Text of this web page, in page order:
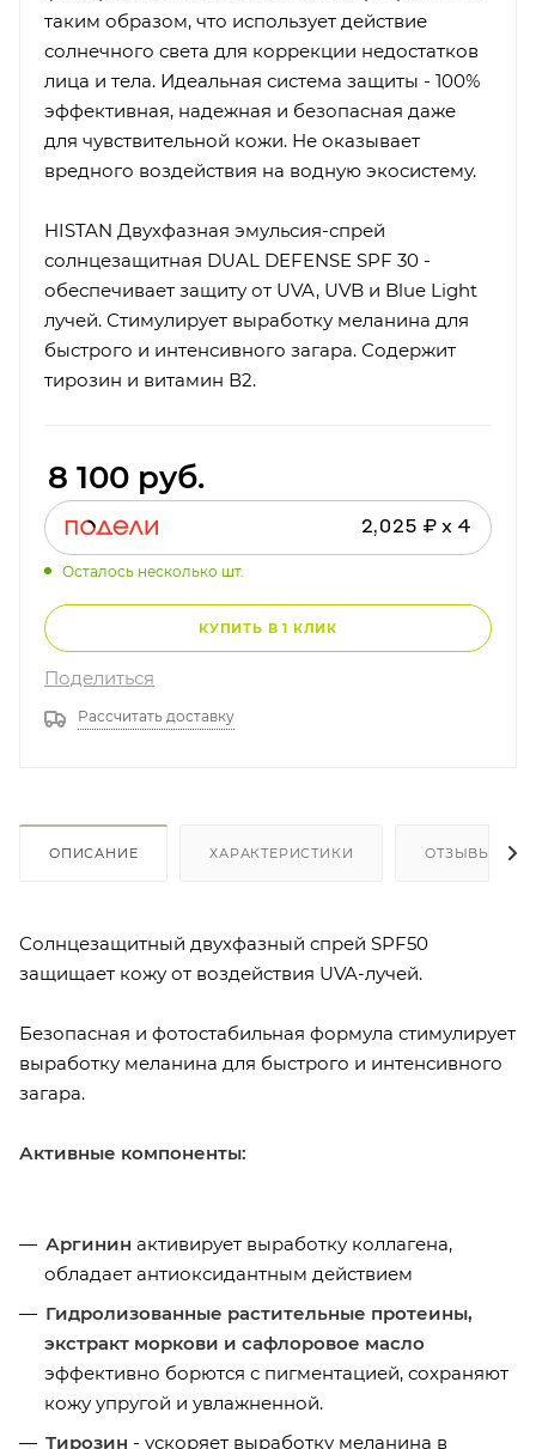
таким образом, что использует действие
солнечного света для коррекции недостатков
лица и тела. Идеальная система защиты - 100%
эффективная, надежная и безопасная даже
для чувствительной кожи. Не оказывает
вредного воздействия на водную экосистему.
HISTAN Двухфазная эмульсия-спрей
солнцезащитная DUAL DEFENSE SPF 30 -
обеспечивает защиту от UVA, UVB и Blue Light
лучей. Стимулирует выработку меланина для
быстрого и интенсивного загара. Содержит
тирозин и витамин В2.
8 100 руб.
2,025 ₽ x 4
Осталось несколько шт.
КУПИТЬ В 1 КЛИК
Поделиться
Рассчитать доставку
ОПИСАНИЕ ХАРАКТЕРИСТИКИ ОТЗЫВЫ (1)
Солнцезащитный двухфазный спрей SPF50
защищает кожу от воздействия UVA-лучей.
Безопасная и фотостабильная формула стимулирует
выработку меланина для быстрого и интенсивного
загара.
Активные компоненты:
Аргинин активирует выработку коллагена,
обладает антиоксидантным действием
Гидролизованные растительные протеины,
экстракт моркови и сафлоровое масло
эффективно борются с пигментацией, сохраняют
кожу упругой и увлажненной.
Тирозин - ускоряет выработку меланина в